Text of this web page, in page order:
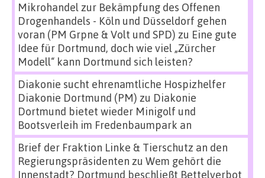
Mikrohandel zur Bekämpfung des Offenen
Drogenhandels - Köln und Düsseldorf gehen
voran (PM Grpne & Volt und SPD) zu Eine gute
Idee für Dortmund, doch wie viel „Zürcher
Modell“ kann Dortmund sich leisten?
Diakonie sucht ehrenamtliche Hospizhelfer
Diakonie Dortmund (PM) zu Diakonie
Dortmund bietet wieder Minigolf und
Bootsverleih im Fredenbaumpark an
Brief der Fraktion Linke & Tierschutz an den
Regierungspräsidenten zu Wem gehört die
Innenstadt? Dortmund beschließt Bettelverbot